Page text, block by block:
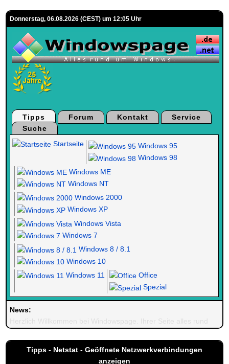
Donnerstag, 06.08.2026 (CEST) um 12:05 Uhr
Tipps Forum Kontakt
Service
Suche
Startseite
Windows 95
Windows 98
Windows ME
Windows NT
Windows 2000
Windows XP
Windows Vista
Windows 7
Windows 8 / 8.1
Windows 10
Windows 11
Office
Spezial
News:
Herzlich Willkommen bei Windowspage. Ihrer Seite alles rund um
Tipps - Netstat - Geöffnete Netzwerkverbindungen
anzeigen